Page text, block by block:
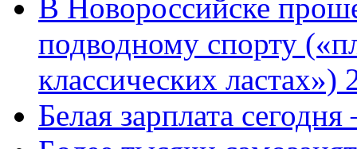
В Новороссийске
подводному спорту
классических ластах»)
Белая зарплата